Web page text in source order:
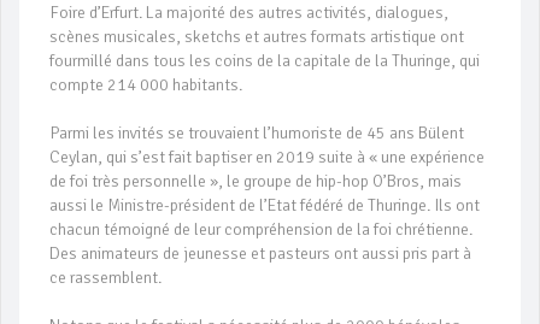
Foire d’Erfurt. La majorité des autres activités, dialogues,
scènes musicales, sketchs et autres formats artistique ont
fourmillé dans tous les coins de la capitale de la Thuringe, qui
compte 214 000 habitants.
Parmi les invités se trouvaient l’humoriste de 45 ans Bülent
Ceylan, qui s’est fait baptiser en 2019 suite à « une expérience
de foi très personnelle », le groupe de hip-hop O’Bros, mais
aussi le Ministre-président de l’Etat fédéré de Thuringe. Ils ont
chacun témoigné de leur compréhension de la foi chrétienne.
Des animateurs de jeunesse et pasteurs ont aussi pris part à
ce rassemblent.